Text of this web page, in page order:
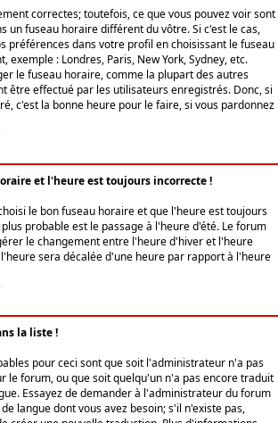
correctes; toutefois, ce que vous pouvez voir sont
un fuseau horaire différent du vôtre. Si c'est le cas,
préférences dans votre profil en choisissant le fuseau
exemple : Londres, Paris, New York, Sydney, etc.
le fuseau horaire, comme la plupart des autres
être effectué par les utilisateurs enregistrés. Donc, si
c'est la bonne heure pour le faire, si vous pardonnez
et l'heure est toujours incorrecte !
le bon fuseau horaire et que l'heure est toujours
probable est le passage à l'heure d'été. Le forum
le changement entre l'heure d'hiver et l'heure
sera décalée d'une heure par rapport à l'heure
la liste !
pour ceci sont que soit l'administrateur n'a pas
le forum, ou que soit quelqu'un n'a pas encore traduit
Essayez de demander à l'administrateur du forum
langue dont vous avez besoin; s'il n'existe pas,